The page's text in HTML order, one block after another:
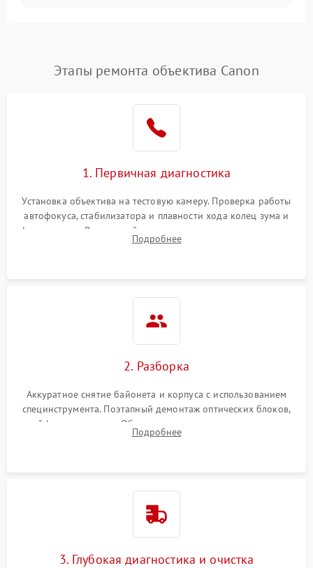
Проблемы с резкостью
Этапы ремонта объектива Canon
1. Первичная диагностика
Установка объектива на тестовую камеру. Проверка работы
автофокуса, стабилизатора и плавности хода колец зума и
фокусировки. Визуальный осмотр линз на наличие царапин,
грибка, пыли и оценка состояния контактов байонета.
Подробнее
2. Разборка
Аккуратное снятие байонета и корпуса с использованием
специнструмента. Поэтапный демонтаж оптических блоков,
шлейфов и приводов. Обязательная маркировка положения
линзовых групп для сохранения заводской центровки при
Подробнее
3. Глубокая диагностика и очистка